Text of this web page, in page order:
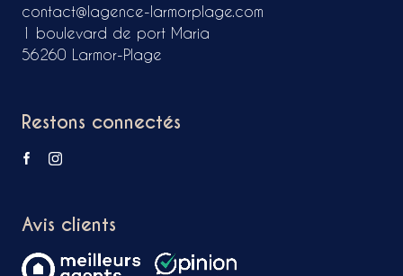
contact@lagence-larmorplage.com
1 boulevard de port Maria
56260 Larmor-Plage
Restons connectés
Avis clients